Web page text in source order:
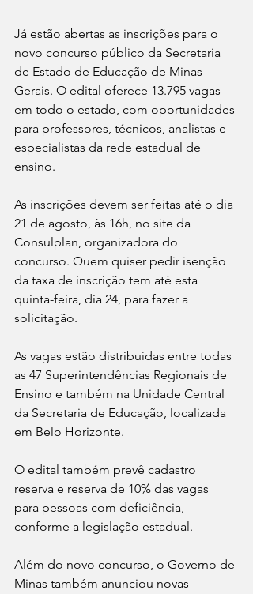
Já estão abertas as inscrições para o
novo concurso público da Secretaria
de Estado de Educação de Minas
Gerais. O edital oferece 13.795 vagas
em todo o estado, com oportunidades
para professores, técnicos, analistas e
especialistas da rede estadual de
ensino.
As inscrições devem ser feitas até o dia
21 de agosto, às 16h, no site da
Consulplan, organizadora do
concurso. Quem quiser pedir isenção
da taxa de inscrição tem até esta
quinta-feira, dia 24, para fazer a
solicitação.
As vagas estão distribuídas entre todas
as 47 Superintendências Regionais de
Ensino e também na Unidade Central
da Secretaria de Educação, localizada
em Belo Horizonte.
O edital também prevê cadastro
reserva e reserva de 10% das vagas
para pessoas com deficiência,
conforme a legislação estadual.
Além do novo concurso, o Governo de
Minas também anunciou novas